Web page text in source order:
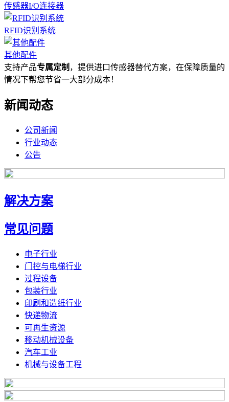
传感器I/O连接器
RFID识别系统
其他配件
支持产品专属定制 ，提供进口传感器替代方案，在保障质量的
情况下帮您节省一大部分成本！
新闻动态
公司新闻
行业动态
公告
解决方案
常见问题
电子行业
门控与电梯行业
过程设备
包装行业
印刷和造纸行业
快递物流
可再生资源
移动机械设备
汽车工业
机械与设备工程